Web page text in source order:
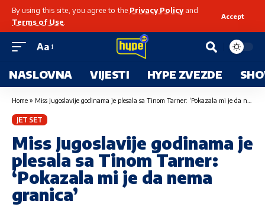
By using this site, you agree to the Privacy Policyand
Terms of Use
Accept
Aa
NASLOVNA VIJESTI HYPE ZVEZDE
Home » Miss Jugoslavije godinama je plesala sa Tinom Tarner: ‘Pokazala mi je da nema granica’
JET SET
Miss Jugoslavije godinama je
plesala sa Tinom Tarner:
‘Pokazala mi je da nema
granica’